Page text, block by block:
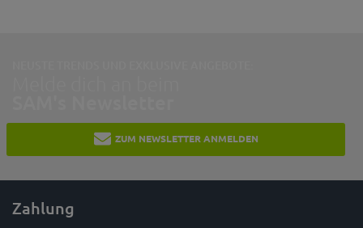
ZUM NEWSLETTER ANMELDEN
Zahlung